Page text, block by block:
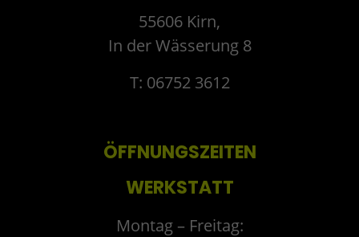
55606 Kirn,
In der Wässerung 8
T: 06752 3612
ÖFFNUNGSZEITEN
WERKSTATT
Montag – Freitag: